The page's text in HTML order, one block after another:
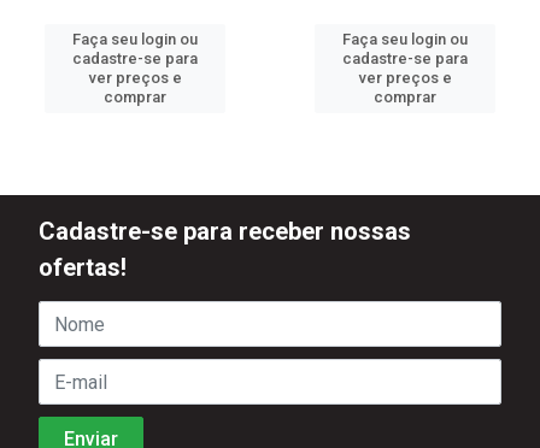
Faça seu login ou
cadastre-se para
ver preços e
comprar
Faça seu login ou
cadastre-se para
ver preços e
comprar
Cadastre-se para receber nossas
ofertas!